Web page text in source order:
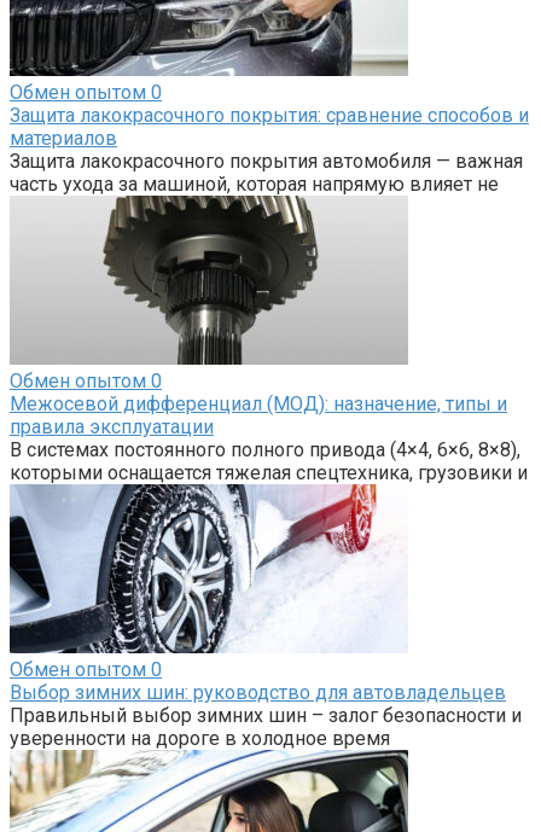
Обмен опытом 0
Защита лакокрасочного покрытия: сравнение способов и
материалов
Защита лакокрасочного покрытия автомобиля — важная
часть ухода за машиной, которая напрямую влияет не
Обмен опытом 0
Межосевой дифференциал (МОД): назначение, типы и
правила эксплуатации
В системах постоянного полного привода (4×4, 6×6, 8×8),
которыми оснащается тяжелая спецтехника, грузовики и
Обмен опытом 0
Выбор зимних шин: руководство для автовладельцев
Правильный выбор зимних шин – залог безопасности и
уверенности на дороге в холодное время